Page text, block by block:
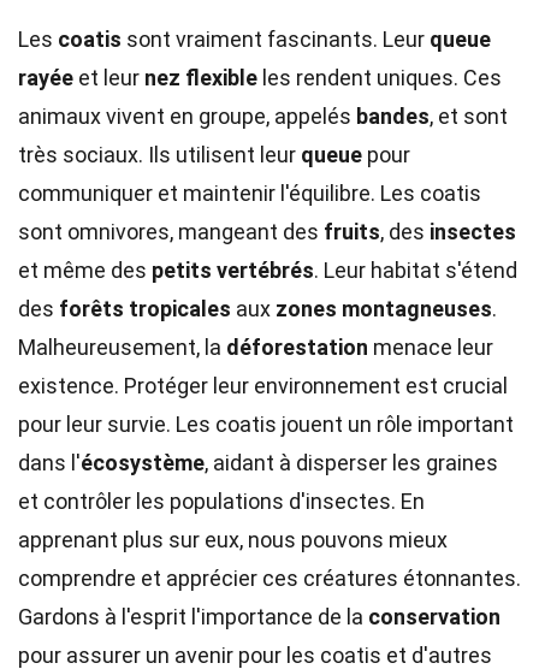
Les coatis sont vraiment fascinants. Leur queue
rayée et leur nez flexible les rendent uniques. Ces
animaux vivent en groupe, appelés bandes, et sont
très sociaux. Ils utilisent leur queue pour
communiquer et maintenir l'équilibre. Les coatis
sont omnivores, mangeant des fruits, des insectes
et même des petits vertébrés. Leur habitat s'étend
des forêts tropicales aux zones montagneuses.
Malheureusement, la déforestation menace leur
existence. Protéger leur environnement est crucial
pour leur survie. Les coatis jouent un rôle important
dans l'écosystème, aidant à disperser les graines
et contrôler les populations d'insectes. En
apprenant plus sur eux, nous pouvons mieux
comprendre et apprécier ces créatures étonnantes.
Gardons à l'esprit l'importance de la conservation
pour assurer un avenir pour les coatis et d'autres